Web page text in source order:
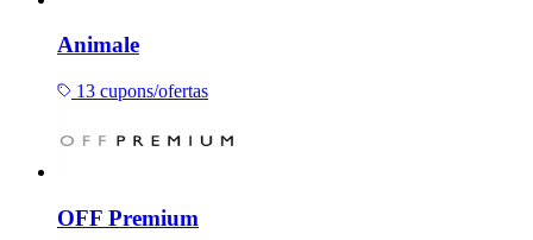
Animale
13 cupons/ofertas
OFF Premium